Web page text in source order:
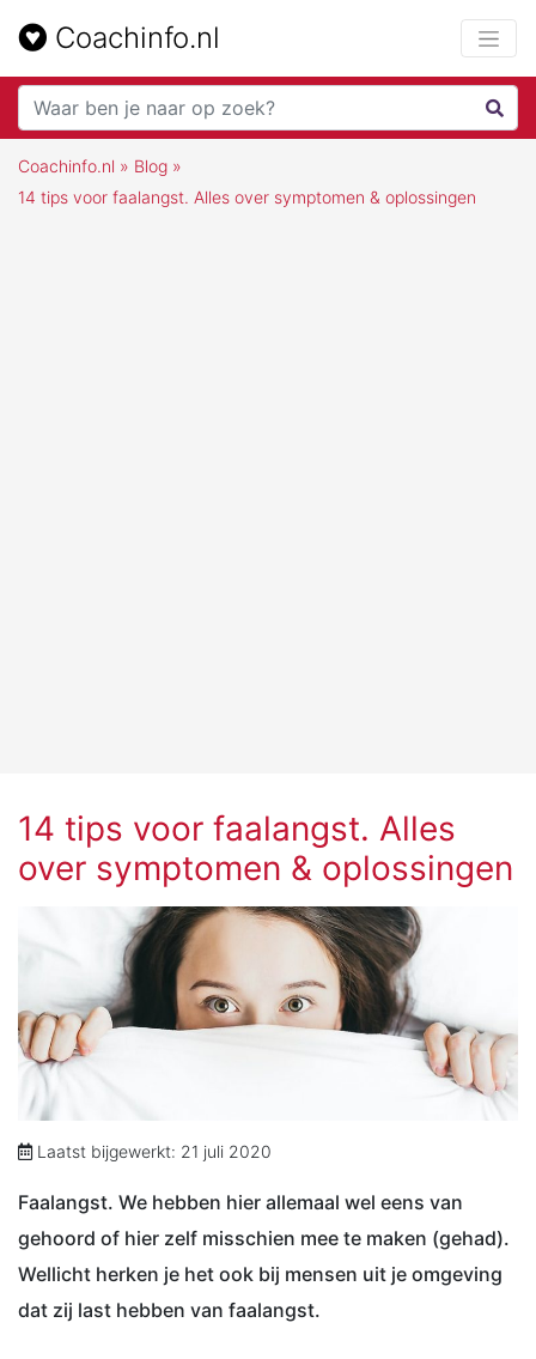
Coachinfo.nl
Coachinfo.nl » Blog »
14 tips voor faalangst. Alles over symptomen & oplossingen
14 tips voor faalangst. Alles
over symptomen & oplossingen
Laatst bijgewerkt: 21 juli 2020
Faalangst. We hebben hier allemaal wel eens van
gehoord of hier zelf misschien mee te maken (gehad).
Wellicht herken je het ook bij mensen uit je omgeving
dat zij last hebben van faalangst.